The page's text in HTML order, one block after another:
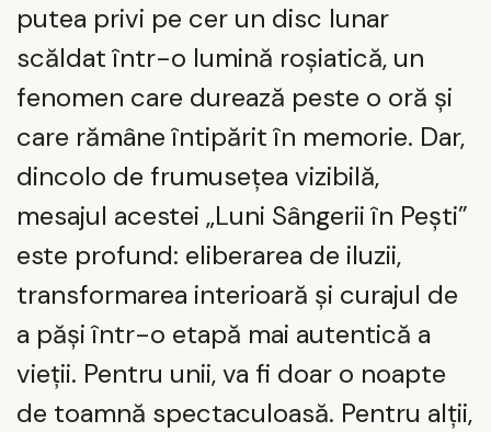
putea privi pe cer un disc lunar
scăldat într-o lumină roșiatică, un
fenomen care durează peste o oră și
care rămâne întipărit în memorie. Dar,
dincolo de frumusețea vizibilă,
mesajul acestei „Luni Sângerii în Pești”
este profund: eliberarea de iluzii,
transformarea interioară și curajul de
a păși într-o etapă mai autentică a
vieții. Pentru unii, va fi doar o noapte
de toamnă spectaculoasă. Pentru alții,